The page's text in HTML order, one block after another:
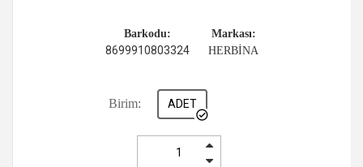
Barkodu:
8699910803324
Markası:
HERBİNA
Birim: ADET